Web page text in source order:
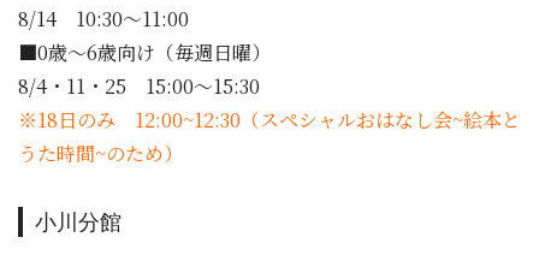
8/14 10:30～11:00
■0歳～6歳向け（毎週日曜）
8/4・11・25 15:00～15:30
※18日のみ 12:00~12:30（スペシャルおはなし会~絵本と
うた時間~のため）
小川分館